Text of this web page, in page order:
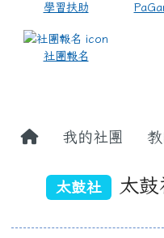
學習扶助
社團報名
我的社團
太鼓社 太鼓